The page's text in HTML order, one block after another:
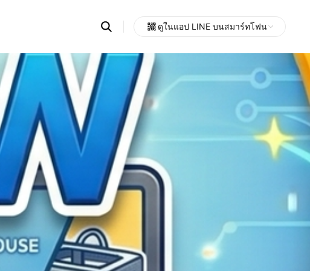
Search
OpenChats
messages
search
area
ดูในแอป LINE บนสมาร์ทโฟน